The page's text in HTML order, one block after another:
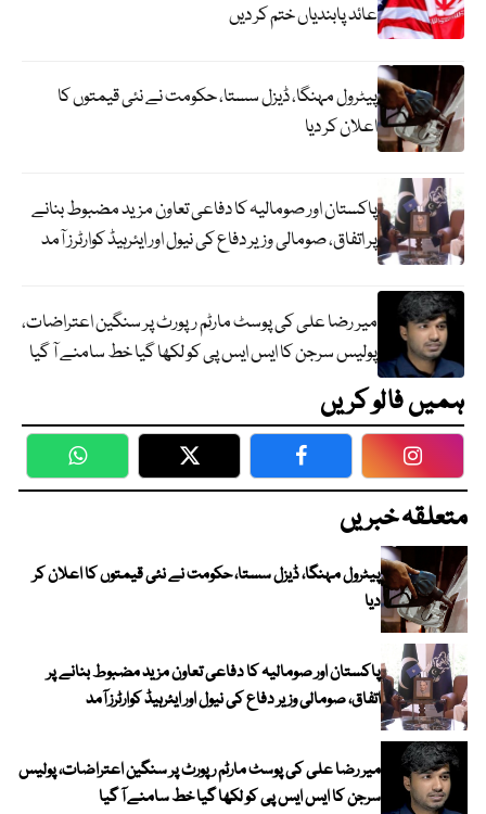
عائد پابندیاں ختم کر دیں
پیٹرول مہنگا، ڈیزل سستا، حکومت نے نئی قیمتوں کا
اعلان کر دیا
پاکستان اور صومالیہ کا دفاعی تعاون مزید مضبوط بنانے
پر اتفاق، صومالی وزیر دفاع کی نیول اور ایئرہیڈ کوارٹرز آمد
میر رضا علی کی پوسٹ مارٹم رپورٹ پر سنگین اعتراضات،
پولیس سرجن کا ایس ایس پی کو لکھا گیا خط سامنے آ گیا
ہمیں فالو کریں
WhatsApp Twitter Facebook
متعلقہ خبریں
پیٹرول مہنگا، ڈیزل سستا، حکومت نے نئی قیمتوں کا اعلان کر
دیا
پاکستان اور صومالیہ کا دفاعی تعاون مزید مضبوط بنانے پر
اتفاق، صومالی وزیر دفاع کی نیول اور ایئرہیڈ کوارٹرز آمد
میر رضا علی کی پوسٹ مارٹم رپورٹ پر سنگین اعتراضات، پولیس
سرجن کا ایس ایس پی کو لکھا گیا خط سامنے آ گیا